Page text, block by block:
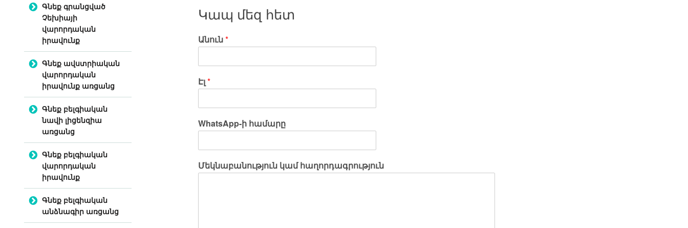
Կապ մեզ հետ
Անուն*
Էլ*
WhatsApp-ի համարը
Մեկնաբանություն կամ հաղորդագրություն
Գնեք գրանցված
Չեխիայի
վարորդական
իրավունք
Գնեք ավստրիական
վարորդական
իրավունք առցանց
Գնեք բելգիական
նավի լիցենզիա
առցանց
Գնեք բելգիական
վարորդական
իրավունք
Գնեք բելգիական
անձնագիր առցանց